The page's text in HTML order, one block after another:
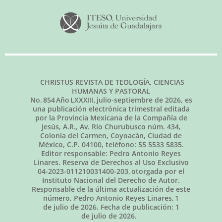
CHRISTUS REVISTA DE TEOLOGÍA, CIENCIAS
HUMANAS Y PASTORAL
No.854Año LXXXIII, julio-septiembre de 2026, es
una publicación electrónica trimestral editada
por la Provincia Mexicana de la Compañía de
Jesús, A.R., Av. Río Churubusco núm. 434,
Colonia del Carmen, Coyoacán, Ciudad de
México, C.P. 04100, teléfono: 55 5533 5835.
Editor responsable: Pedro Antonio Reyes
Linares. Reserva de Derechos al Uso Exclusivo
04-2023-011210031400-203, otorgada por el
Instituto Nacional del Derecho de Autor.
Responsable de la última actualización de este
número, Pedro Antonio Reyes Linares, 1
de julio de 2026. Fecha de publicación: 1
de julio de 2026.